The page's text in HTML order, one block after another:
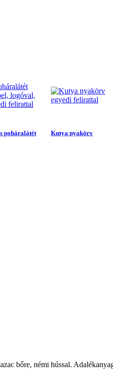
poháralátét Kutya nyakörv
bőre, némi hússal.